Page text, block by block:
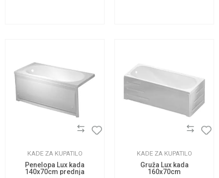
KADE ZA KUPATILO
Penelopa Lux kada
140x70cm prednja
KADE ZA KUPATILO
Gruža Lux kada
160x70cm